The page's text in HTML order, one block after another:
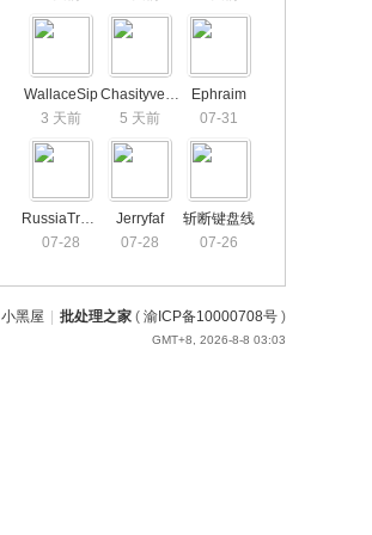
WallaceSip
3 天前
Chasityveruh
5 天前
Ephraim
07-31
RussiaTravelers
07-28
Jerryfaf
07-28
斩断键盘线
07-26
小黑屋 批处理之家 ( 渝ICP备10000708号 )
GMT+8, 2026-8-8 03:03